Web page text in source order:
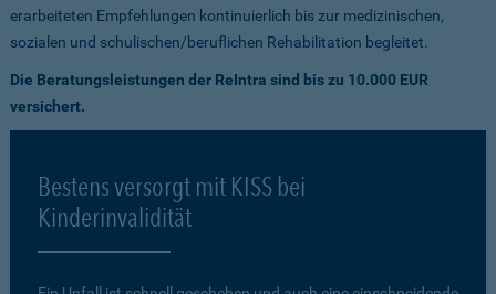
erarbeiteten Empfehlungen kontinuierlich bis zur medizinischen,
sozialen und schulischen/beruflichen Rehabilitation begleitet.
Die Beratungsleistungen der ReIntra sind bis zu 10.000 EUR
versichert.
Bestens versorgt mit KISS bei
Kinderinvalidität